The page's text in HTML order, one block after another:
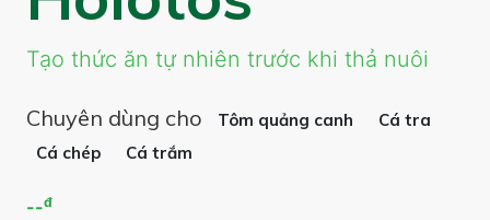
Tạo thức ăn tự nhiên trước khi thả nuôi
Chuyên dùng cho Tôm quảng canh
Cá tra
Cá chép
Cá trắm
--đ